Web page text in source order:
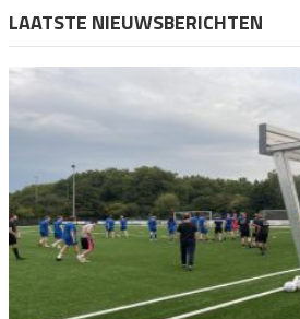
LAATSTE NIEUWSBERICHTEN